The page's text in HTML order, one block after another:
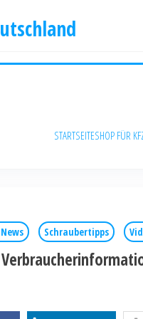
STARTSEITESHOP FÜR
Schraubertipps